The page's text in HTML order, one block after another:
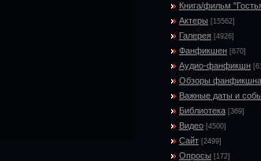
Книга/фильм
Актеры [15562]
Галерея [4926]
Фанфикшен [670]
Аудио-фанфикшн
Обзоры фанфикшна
Важные даты и
Библиотека [369]
Видео [4500]
Сайт [2499]
Опросы [172]